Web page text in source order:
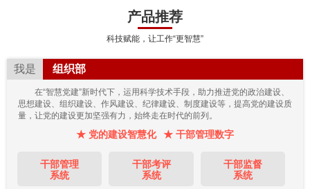
产品推荐
科技赋能，让工作“更智慧”
我是 组织部
在“智慧党建”新时代下，运用科学技术手段，助力推进党的政治建设、
思想建设、组织建设、作风建设、纪律建设、制度建设等，提高党的建设质
量，让党的建设更加坚强有力，始终走在时代的前列。
★ 党的建设智慧化 ★ 干部管理数字
干部管理
系统
干部考评
系统
干部监督
系统